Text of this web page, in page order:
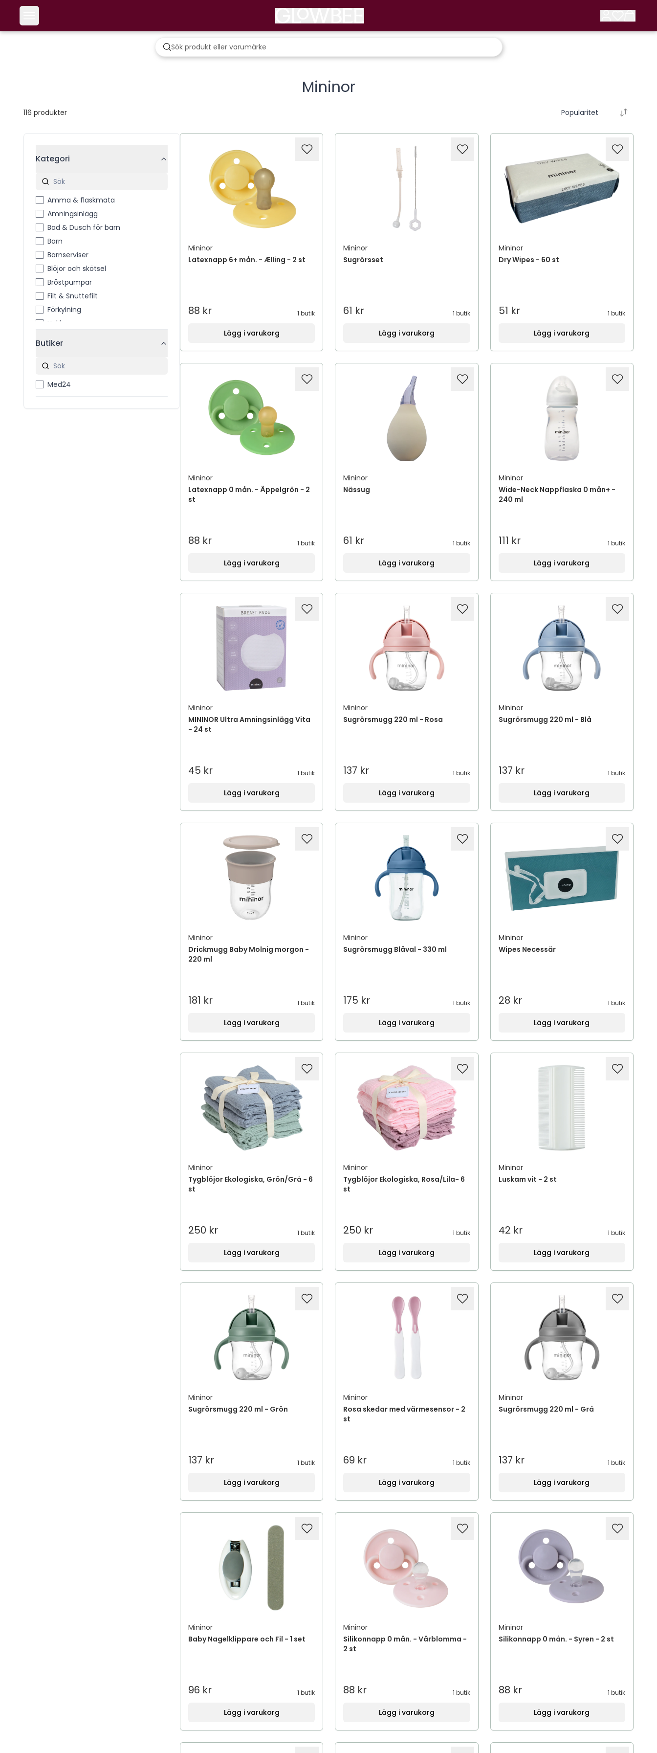
Mininor
116 produkter Popularitet
Kategori
Amma & flaskmata
Amningsinlägg
Bad & Dusch för barn
Barn
Barnserviser
Blöjor och skötsel
Bröstpumpar
Filt & Snuttefilt
Förkylning
Haklappar
Nappflaskor
Butiker
Med24
Mininor
Latexnapp 6+ mån. - Ælling - 2 st
88 kr 1 butik
Lägg i varukorg
Mininor
Sugrörsset
61 kr 1 butik
Lägg i varukorg
Mininor
Dry Wipes - 60 st
51 kr 1 butik
Lägg i varukorg
Mininor
Latexnapp 0 mån. - Äppelgrön - 2
st
88 kr 1 butik
Lägg i varukorg
Mininor
Nässug
61 kr 1 butik
Lägg i varukorg
Mininor
Wide-Neck Nappflaska 0 mån+ -
240 ml
111 kr 1 butik
Lägg i varukorg
Mininor
MININOR Ultra Amningsinlägg Vita
- 24 st
45 kr 1 butik
Lägg i varukorg
Mininor
Sugrörsmugg 220 ml - Rosa
137 kr 1 butik
Lägg i varukorg
Mininor
Sugrörsmugg 220 ml - Blå
137 kr 1 butik
Lägg i varukorg
Mininor
Drickmugg Baby Molnig morgon -
220 ml
181 kr 1 butik
Lägg i varukorg
Mininor
Sugrörsmugg Blåval - 330 ml
175 kr 1 butik
Lägg i varukorg
Mininor
Wipes Necessär
28 kr 1 butik
Lägg i varukorg
Mininor
Tygblöjor Ekologiska, Grön/Grå - 6
st
250 kr 1 butik
Lägg i varukorg
Mininor
Tygblöjor Ekologiska, Rosa/Lila- 6
st
250 kr 1 butik
Lägg i varukorg
Mininor
Luskam vit - 2 st
42 kr 1 butik
Lägg i varukorg
Mininor
Sugrörsmugg 220 ml - Grön
137 kr 1 butik
Lägg i varukorg
Mininor
Rosa skedar med värmesensor - 2
st
69 kr 1 butik
Lägg i varukorg
Mininor
Sugrörsmugg 220 ml - Grå
137 kr 1 butik
Lägg i varukorg
Mininor
Baby Nagelklippare och Fil - 1 set
96 kr 1 butik
Lägg i varukorg
Mininor
Silikonnapp 0 mån. - Vårblomma -
2 st
88 kr 1 butik
Lägg i varukorg
Mininor
Silikonnapp 0 mån. - Syren - 2 st
88 kr 1 butik
Lägg i varukorg